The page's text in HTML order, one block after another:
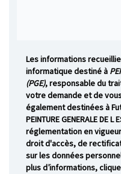
Les informations
informatique destiné à
(PGE), responsable du
votre demande et de
également destinées à
PEINTURE GENERALE DE
réglementation en
droit d'accès, de
sur les données
plus d’informations,